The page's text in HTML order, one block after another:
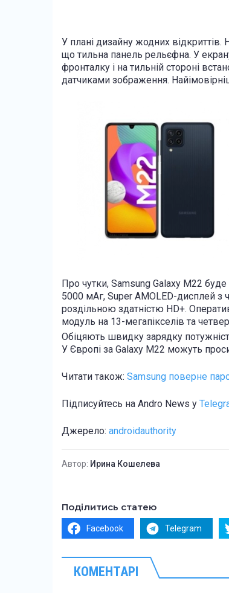
У плані дизайну жодних
що тильна панель рельєфна. У
фронталку і на тильній стороні
датчиками зображення.
Про чутки, Samsung Galaxy M22
5000 мАг, Super AMOLED-дисплей
роздільною здатністю HD+.
модуль на 13-мегапікселів та
Обіцяють швидку зарядку
У Європі за Galaxy M22 можуть
Читати також: Samsung поверне
Підписуйтесь на Andro News у
Джерело: androidauthority
Автор: Ирина Кошелева
Поділитись статею
Facebook Telegram
КОМЕНТАРІ